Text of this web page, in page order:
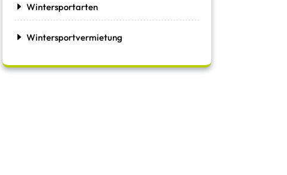
Wintersportarten
Wintersportvermietung